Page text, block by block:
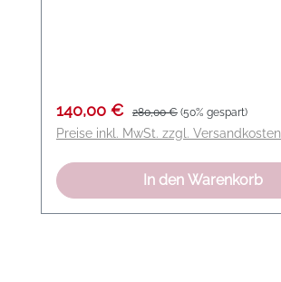
Verkaufspreis:
140,00 € Regulärer Preis:
280,00 € (50% gespart)
Preise inkl. MwSt. zzgl. Versandkosten
In den Warenkorb